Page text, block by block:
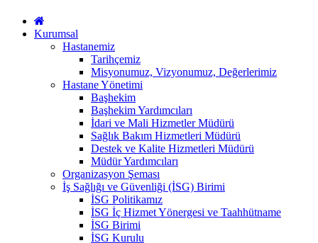
Kurumsal
Hastanemiz
Tarihçemiz
Misyonumuz, Vizyonumuz, Değerlerimiz
Hastane Yönetimi
Başhekim
Başhekim Yardımcıları
İdari ve Mali Hizmetler Müdürü
Sağlık Bakım Hizmetleri Müdürü
Destek ve Kalite Hizmetleri Müdürü
Müdür Yardımcıları
Organizasyon Şeması
İş Sağlığı ve Güvenliği (İSG) Birimi
İSG Politikamız
İSG İç Hizmet Yönergesi ve Taahhütname
İSG Birimi
İSG Kurulu